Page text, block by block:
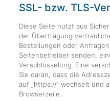
SSL- bzw. TLS-
Diese Seite nutzt aus
der Übertragung
Bestellungen oder
Seitenbetreiber senden,
Verschlüsselung. Eine
Sie daran, dass die
auf „https://“ wechselt und
Browserzeile.